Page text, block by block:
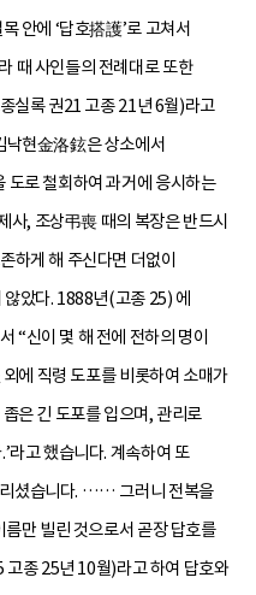
안에 ‘답호搭護’로 고쳐서
때 사인들의 전례대로 또한
실록 권21 고종 21년 6월)라고
낙현金洛鉉은 상소에서
도로 철회하여 과거에 응시하는
사, 조상弔喪 때의 복장은 반드시
하게 해 주신다면 더없이
았다. 1888년(고종 25) 에
“신이 몇 해 전에 전하의 명이
에 직령 도포를 비롯하여 소매가
은 긴 도포를 입으며, 관리로
라고 했습니다. 계속하여 또
리셨습니다. …… 그러니 전복을
만 빌린 것으로서 곧장 답호를
종 25년 10월)라고 하여 답호와